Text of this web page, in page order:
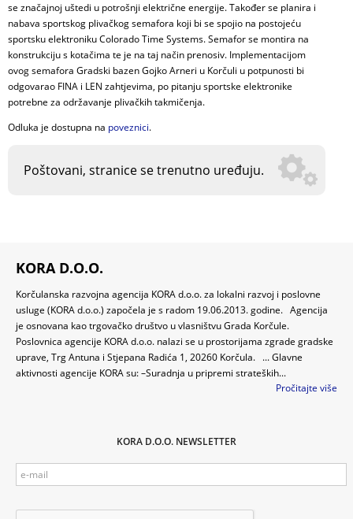
se značajnoj uštedi u potrošnji električne energije. Također se planira i
nabava sportskog plivačkog semafora koji bi se spojio na postojeću
sportsku elektroniku Colorado Time Systems. Semafor se montira na
konstrukciju s kotačima te je na taj način prenosiv. Implementacijom
ovog semafora Gradski bazen Gojko Arneri u Korčuli u potpunosti bi
odgovarao FINA i LEN zahtjevima, po pitanju sportske elektronike
potrebne za održavanje plivačkih takmičenja.
Odluka je dostupna na poveznici.
Poštovani, stranice se trenutno uređuju.
KORA D.O.O.
Korčulanska razvojna agencija KORA d.o.o. za lokalni razvoj i poslovne
usluge (KORA d.o.o.) započela je s radom 19.06.2013. godine. Agencija
je osnovana kao trgovačko društvo u vlasništvu Grada Korčule.
Poslovnica agencije KORA d.o.o. nalazi se u prostorijama zgrade gradske
uprave, Trg Antuna i Stjepana Radića 1, 20260 Korčula. ... Glavne
aktivnosti agencije KORA su: –Suradnja u pripremi strateških...
Pročitajte više
KORA D.O.O. NEWSLETTER